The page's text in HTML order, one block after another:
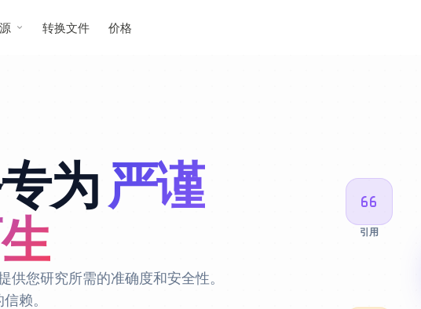
转换文件 价格
为 严谨
供您研究所需的准确度和安全性。
赖。
引用